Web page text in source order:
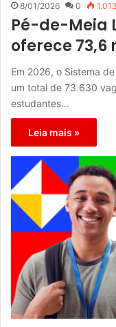
8/01/2026 0 1.013
Pé-de-Meia
oferece 73,6
Em 2026, o Sistema
um total de 73.630
estudantes…
Leia mais »